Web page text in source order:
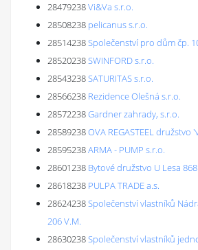
28479238Vi&Va s.r.o.
28508238 pelicanus s.r.o.
28514238Společenství pro dům čp.
28520238SWINFORD s.r.o.
28543238SATURITAS s.r.o.
28566238 Rezidence Olešná s.r.o.
28572238Gardner zahrady, s.r.o.
28589238OVA REGASTEEL družstvo
28595238ARMA - PUMP s.r.o.
28601238 Bytové družstvo U Lesa 868
28618238 PULPA TRADE a.s.
28624238Společenství vlastníků
206 V.M.
28630238Společenství vlastníků